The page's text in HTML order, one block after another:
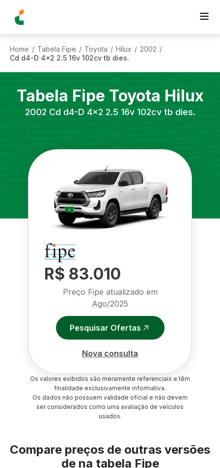
Home / Tabela Fipe / Toyota / Hilux / 2002 /
Cd d4-D 4x2 2.5 16v 102cv tb dies.
Tabela Fipe Toyota Hilux
2002 Cd d4-D 4x2 2.5 16v 102cv tb dies.
R$ 83.010
Preço Fipe atualizado em
Ago/2025
Pesquisar Ofertas
Nova consulta
Os valores exibidos são meramente referenciais e têm
finalidade exclusivamente informativa.
Os dados não possuem validade oficial e não devem
ser considerados como uma avaliação de veículos
usados.
Compare preços de outras versões
de na tabela Fipe